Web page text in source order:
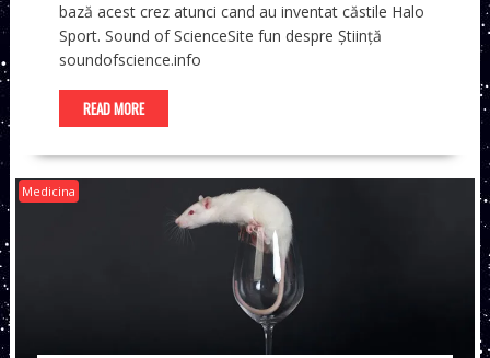
bază acest crez atunci cand au inventat căstile Halo
Sport. Sound of ScienceSite fun despre Știință
soundofscience.info
READ MORE
Medicina